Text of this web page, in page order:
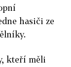
hasiči ze
kteří měli